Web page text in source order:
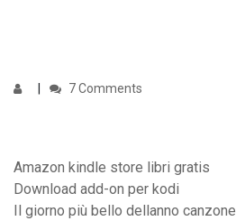
7 Comments
Amazon kindle store libri gratis
Download add-on per kodi
Il giorno più bello dellanno canzone